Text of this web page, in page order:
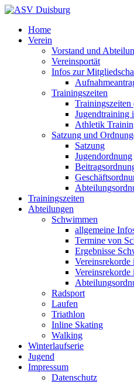
Home
Verein
Vorstand und
Vereinsportät
Infos zur
Trainingszeiten
Jugendtraining
Athletik
Satzung und
Satzung
Jugendordnung
Trainingszeiten
Abteilungen
Schwimmen
allgemeine
Termine von
Ergebnisse
Radsport
Laufen
Triathlon
Inline Skating
Walking
Winterlaufserie
Jugend
Impressum
Datenschutz